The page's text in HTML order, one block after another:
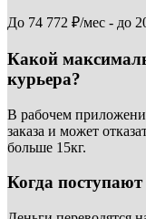
До 74 772 ₽/мес - до
Какой
курьера?
В рабочем
заказа и может
больше 15кг.
Когда